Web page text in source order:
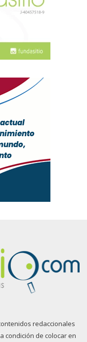
redaccionales
condición de colocar en